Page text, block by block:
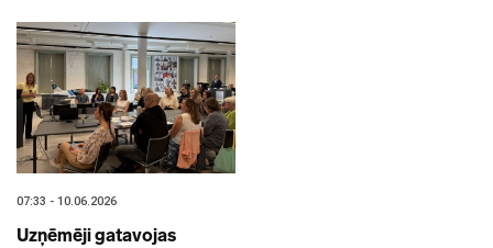
07:33 - 10.06.2026
Uzņēmēji gatavojas